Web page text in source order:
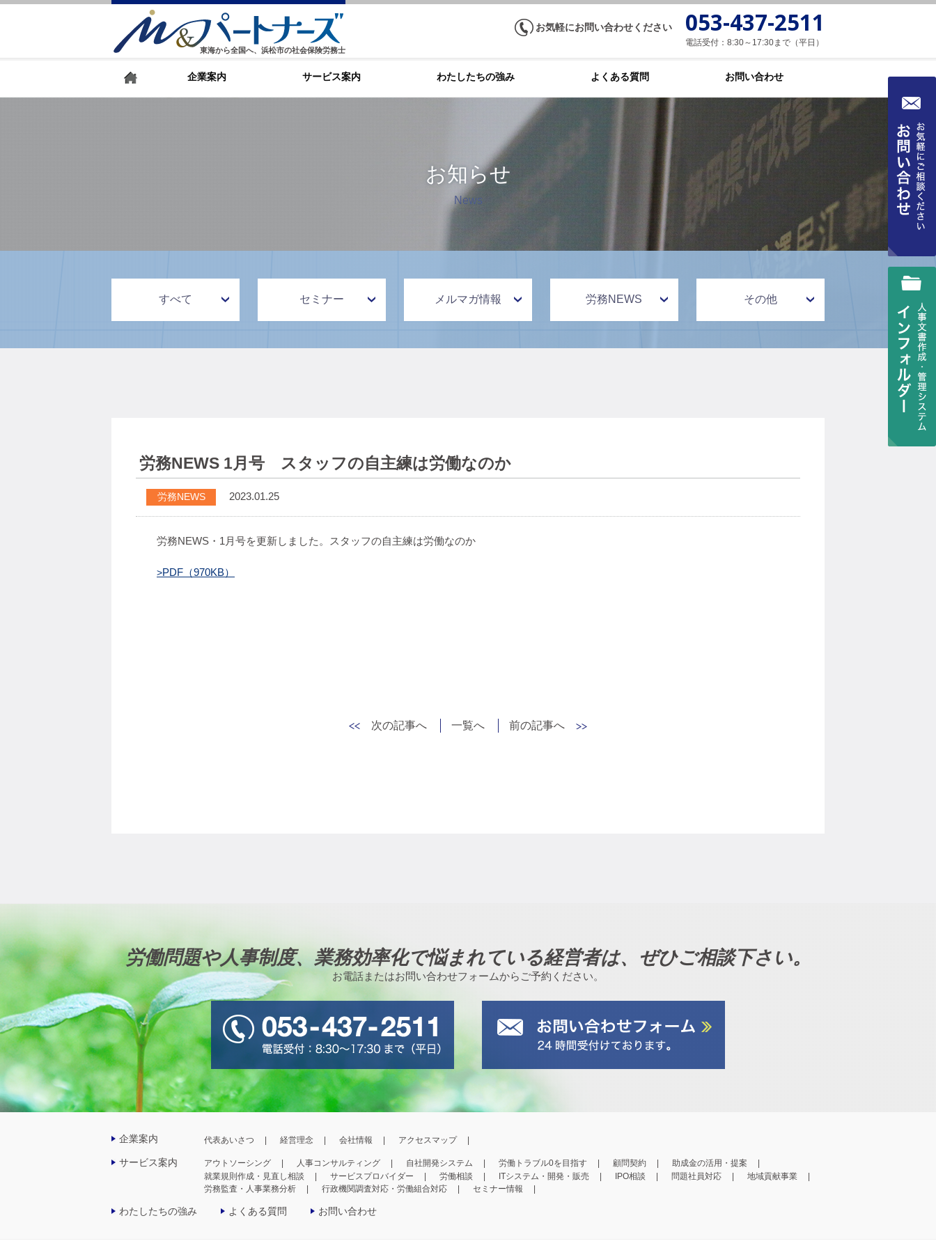
東海から全国へ、浜松市の社会保険労務士
お気軽にお問い合わせください 053-437-2511
電話受付：8:30～17:30まで（平日）
企業案内 サービス案内 わたしたちの強み よくある質問 お問い合わせ
お知らせ
News
すべて セミナー メルマガ情報 労務NEWS その他
労務NEWS 1月号 スタッフの自主練は労働なのか
労務NEWS 2023.01.25
労務NEWS・1月号を更新しました。スタッフの自主練は労働なのか
PDF（970KB）
次の記事へ 一覧へ 前の記事へ
労働問題や人事制度、業務効率化で悩まれている経営者は、ぜひご相談下さい。
お電話またはお問い合わせフォームからご予約ください。
企業案内 代表あいさつ 経営理念 会社情報 アクセスマップ
サービス案内 アウトソーシング 人事コンサルティング 自社開発システム 労働トラブル0を目指す 顧問契約
助成金の活用・提案
就業規則作成・見直し相談
サービスプロバイダー 労働相談 ITシステム・開発・販売 IPO相談 問題社員対応
地域貢献事業
労務監査・人事業務分析
行政機関調査対応・労働組合対応 セミナー情報
わたしたちの強み よくある質問 お問い合わせ